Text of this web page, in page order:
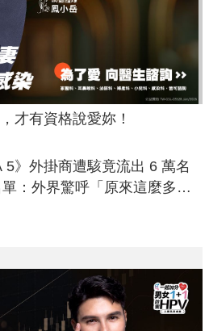
才有資格說愛妳！
5》外掛商遭駭竟流出 6 萬名
：外界驚呼「原來這麼多人